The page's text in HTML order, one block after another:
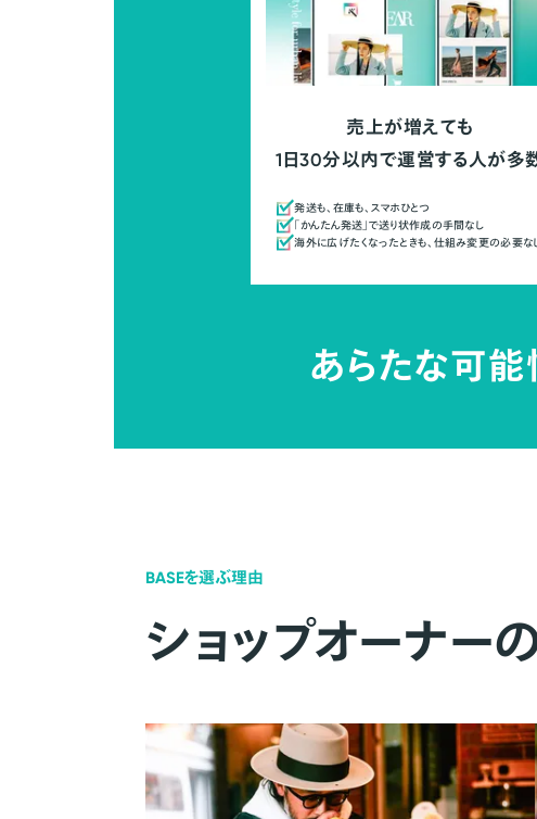
売上が増えても
1日30分以内で運営する人が多
発送も、在庫も、スマホひとつ
「かんたん発送」で送り状作成の手間なし
海外に広げたくなったときも、仕組み変更の必要な
あらたな可能
BASEを選ぶ理由
ショップオーナー